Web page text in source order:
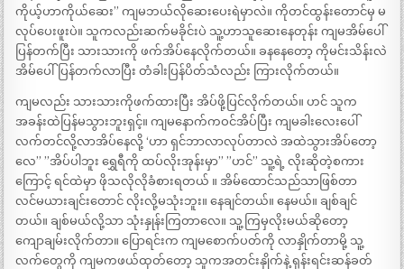
ကိုယ့်ဟာကိုယ်ဆေး” ကျမဘယ်လိုဆေးပေးရဲမှာလဲ။ ကိုတင်ထွန်းတောင်မှ မ
လုပ်ပေးဖူးပဲ။ သူကလည်းဆက်မခိုင်းပဲ သူ့ဟာသူဆေးနေတုန်း ကျမအိမ်ပေါ်
ပြန်တက်ပြီး သားသားကို ဖက်အိပ်နေလိုက်တယ်။ ခနနေတော့ ကိုမင်းသိန်းလဲ
အိမ်ပေါ်ပြန်တက်လာပြီး တံခါးပြန်ပိတ်သံလည်း ကြားလိုက်တယ်။
ကျမလည်း သားသားကိုဖက်ထားပြီး အိပ်ဖို့ပြင်လိုက်တယ်။ ဟင် သူက
အခန်းထဲပြန်မသွားဘူးရှင့်။ ကျမနောက်ကဝင်အိပ်ပြီး ကျမခါးလေးပေါ်
လက်တင်လို့လာအိပ်နေလို့ ‘ဟာ ရှင်ဘာလာလုပ်တာလဲ အထဲသွားအိပ်တော့
လေ” ”အိပ်ပါဘူး ရွှေရီကို ထပ်လိုးအုန်းမှာ” ”ဟင်” သူ့ရဲ့ လိုးဆိုတဲ့စကား
ကြောင့် ရင်ထဲမှာ ဖိုသလိုလိုခံစားရတယ် ။ အိမ်ထောင်သည်သာဖြစ်တာ
လင်မယားချင်းတောင် လိုးလို့မသုံးဘူး။ နေချင်တယ်။ နေမယ်။ ချစ်ချင်
တယ်။ ချစ်မယ်လို့သာ သုံးနှုန်းကြတာလေ။ သူ့ကြမှလိုးမယ်ဆိုတော့
ကျောချမ်းလိုက်တာ။ ပြောရင်းက ကျမစောက်ပတ်ကို လာနှိုက်တာမို့ သူ့
လက်တွေကို ကျမကဖယ်ထုတ်တော့ သူကအတင်းနှိုက်နဲ့ ရုန်းရင်းဆန်ခတ်